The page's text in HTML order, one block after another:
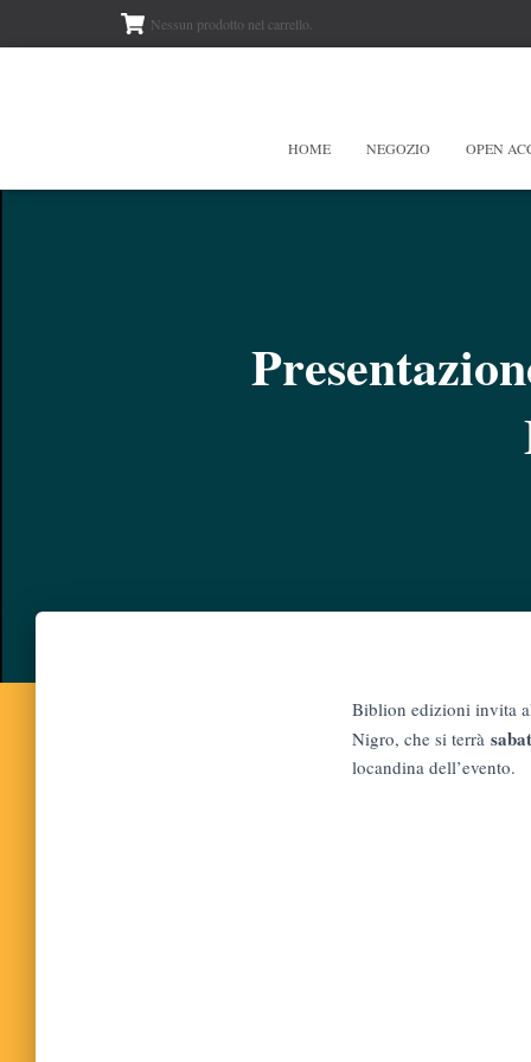
Nessun prodotto nel carrello.
HOME NEGOZIO OPEN
Biblion edizioni invita
Nigro, che si terrà
locandina dell’evento.